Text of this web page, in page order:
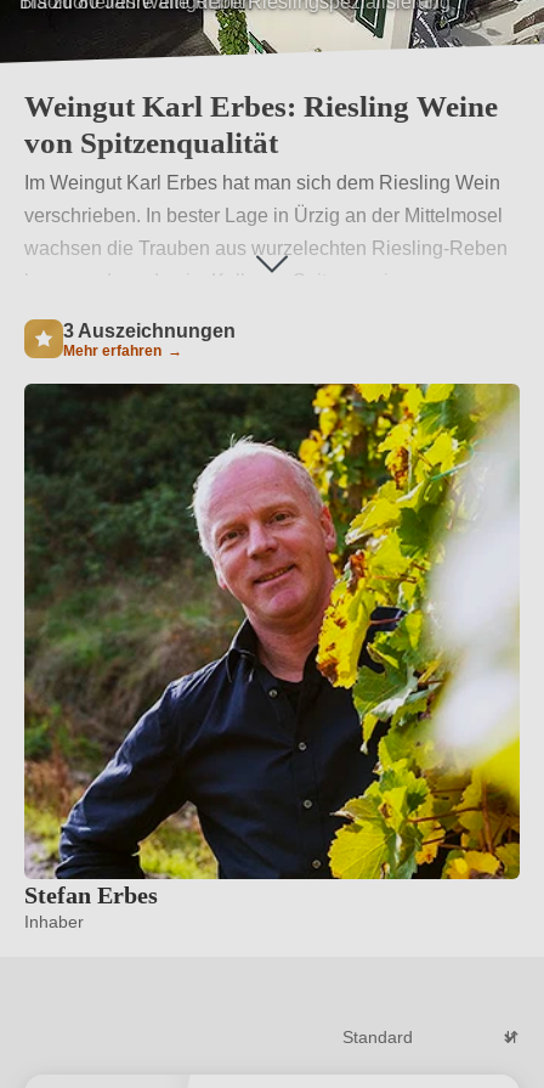
Weingut Karl Erbes: Riesling Weine
von Spitzenqualität
Im Weingut Karl Erbes hat man sich dem Riesling Wein
verschrieben. In bester Lage in Ürzig an der Mittelmosel
wachsen die Trauben aus wurzelechten Riesling-Reben
heran und werden im Keller zu Spitzenweinen
erfreuen.Weiterlesen
3 Auszeichnungen
Mehr erfahren →
Stefan Erbes
Inhaber